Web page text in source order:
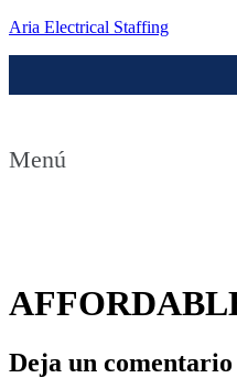
Aria Electrical Staffing
Menú
Deja un comentario